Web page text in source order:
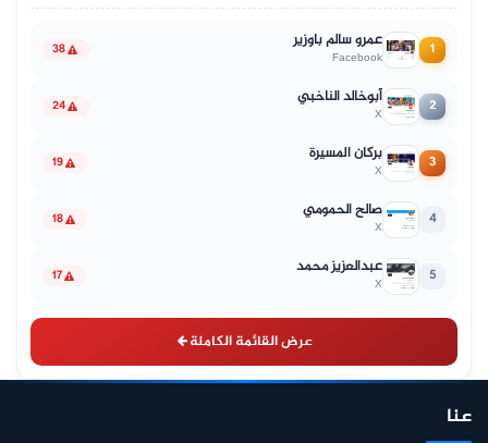
1 عمرو سالم باوزير
Facebook
38
2 أبوخالد الناخبي
X
24
3 بركان المسيرة
X
19
4 صالح الحمومي
X
18
5 عبدالعزيز محمد
X
17
عرض القائمة الكاملة
عنا